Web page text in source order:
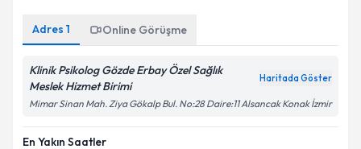
Adres 1 Online Görüşme
Klinik Psikolog Gözde Erbay Özel Sağlık
Meslek Hizmet Birimi
Haritada Göster
Mimar Sinan Mah. Ziya Gökalp Bul. No:28 Daire:11 Alsancak Konak İzmir
En Yakın Saatler